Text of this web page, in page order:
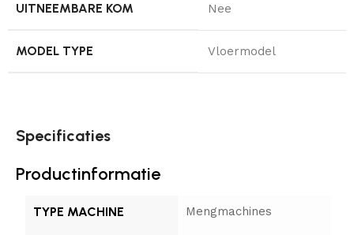
UITNEEMBARE KOM Nee
MODEL TYPE Vloermodel
Specificaties
Productinformatie
TYPE MACHINE Mengmachines